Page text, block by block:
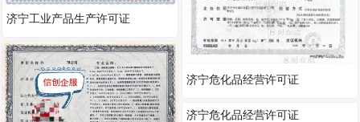
济宁工业产品生产许可证
济宁危化品经营许可证